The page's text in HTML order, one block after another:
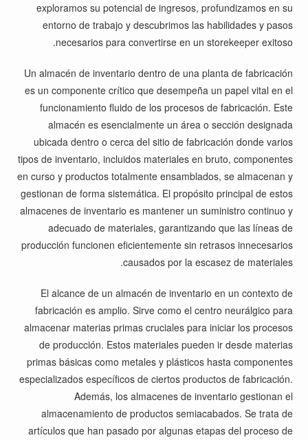
exploramos su potencial de ingresos, profundizamos en su
entorno de trabajo y descubrimos las habilidades y pasos
necesarios para convertirse en un storekeeper exitoso.
Un almacén de inventario dentro de una planta de fabricación
es un componente crítico que desempeña un papel vital en el
funcionamiento fluido de los procesos de fabricación. Este
almacén es esencialmente un área o sección designada
ubicada dentro o cerca del sitio de fabricación donde varios
tipos de inventario, incluidos materiales en bruto, componentes
en curso y productos totalmente ensamblados, se almacenan y
gestionan de forma sistemática. El propósito principal de estos
almacenes de inventario es mantener un suministro continuo y
adecuado de materiales, garantizando que las líneas de
producción funcionen eficientemente sin retrasos innecesarios
causados por la escasez de materiales.
El alcance de un almacén de inventario en un contexto de
fabricación es amplio. Sirve como el centro neurálgico para
almacenar materias primas cruciales para iniciar los procesos
de producción. Estos materiales pueden ir desde materias
primas básicas como metales y plásticos hasta componentes
especializados específicos de ciertos productos de fabricación.
Además, los almacenes de inventario gestionan el
almacenamiento de productos semiacabados. Se trata de
artículos que han pasado por algunas etapas del proceso de